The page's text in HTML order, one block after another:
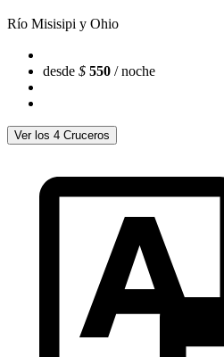
Río Misisipi y Ohio
desde $ 550 / noche
Ver los 4 Cruceros